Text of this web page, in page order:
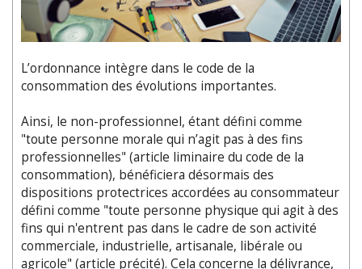
L’ordonnance intègre dans le code de la
consommation des évolutions importantes.
Ainsi, le non-professionnel, étant défini comme
"toute personne morale qui n’agit pas à des fins
professionnelles" (article liminaire du code de la
consommation), bénéficiera désormais des
dispositions protectrices accordées au consommateur
défini comme "toute personne physique qui agit à des
fins qui n'entrent pas dans le cadre de son activité
commerciale, industrielle, artisanale, libérale ou
agricole" (article précité). Cela concerne la délivrance,